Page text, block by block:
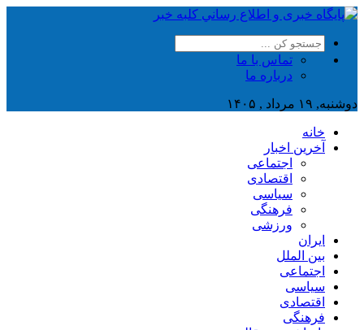
تماس با ما
درباره ما
دوشنبه, ۱۹ مرداد , ۱۴۰۵
خانه
آخرین اخبار
اجتماعی
اقتصادی
سیاسی
فرهنگی
ورزشی
ایران
بین الملل
اجتماعی
سیاسی
اقتصادی
فرهنگی